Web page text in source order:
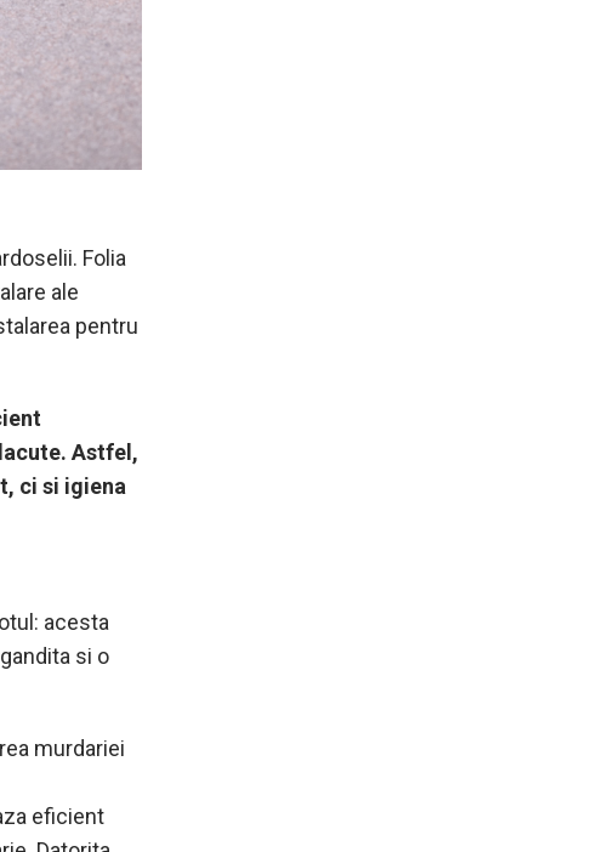
Folia
ale
pentru
Astfel,
ci si igiena
acesta
si o
murdariei
eficient